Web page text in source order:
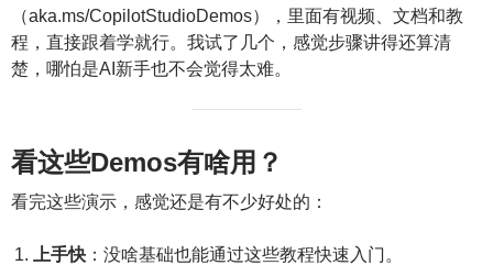
（aka.ms/CopilotStudioDemos），里面有视频、文档和教
程，直接跟着学就行。我试了几个，感觉步骤讲得还算清
楚，哪怕是AI新手也不会觉得太难。
看这些Demos有啥用？
看完这些演示，感觉还是有不少好处的：
上手快 ：没啥基础也能通过这些教程快速入门。